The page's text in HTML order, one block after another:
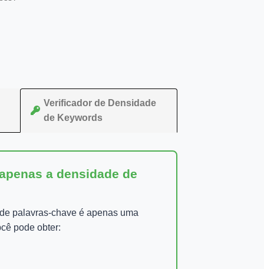
Verificador de Densidade
de Keywords
a densidade de
palavras-chave é apenas uma
pode obter: